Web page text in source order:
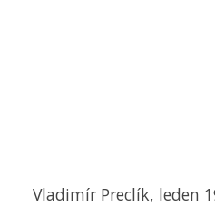
Vladimír Preclík, leden